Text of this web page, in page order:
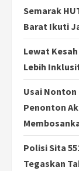
Semarak
Barat Ikuti
Lewat
Lebih
Usai Nonton
Penonton
Polisi Sita
Tegaskan